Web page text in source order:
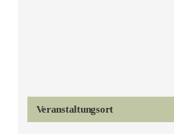
Veranstaltungsort